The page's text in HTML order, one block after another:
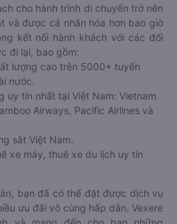
cho hành trình di chuyển trở nên
và được cá nhân hóa hơn bao giờ
kết nối hành khách với các đối
đi lại, bao gồm:
lượng cao trên 5000+ tuyến
nước.
uy tín nhất tại Việt Nam: Vietnam
Airways, Pacific Airlines và
sắt Việt Nam.
xe máy, thuê xe du lịch uy tín
bạn đã có thể đặt được dịch vụ
ưu đãi vô cùng hấp dẫn. Vexere